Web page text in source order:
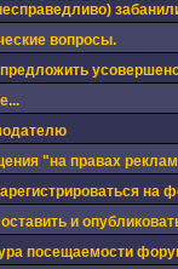
вопросы.
"на правах
на
и
посещаемости